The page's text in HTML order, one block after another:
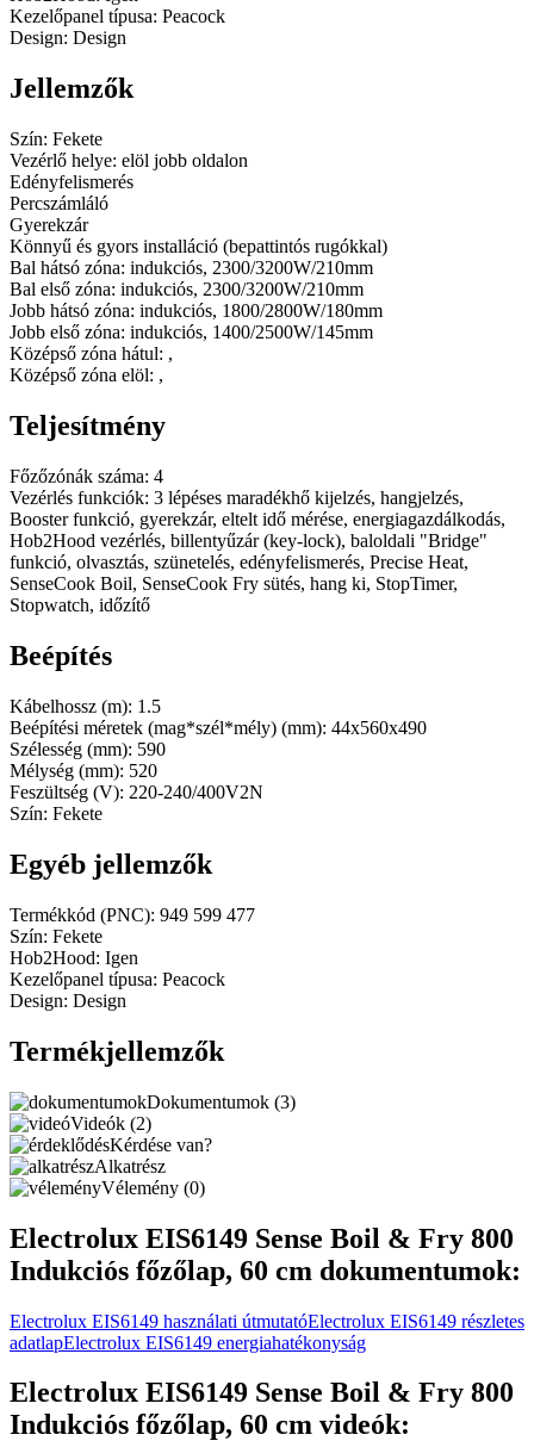
Kezelőpanel típusa: Peacock
Design: Design
Jellemzők
Szín: Fekete
Vezérlő helye: elöl jobb oldalon
Edényfelismerés
Percszámláló
Gyerekzár
Könnyű és gyors installáció (bepattintós rugókkal)
Bal hátsó zóna: indukciós, 2300/3200W/210mm
Bal első zóna: indukciós, 2300/3200W/210mm
Jobb hátsó zóna: indukciós, 1800/2800W/180mm
Jobb első zóna: indukciós, 1400/2500W/145mm
Középső zóna hátul: ,
Középső zóna elöl: ,
Teljesítmény
Főzőzónák száma: 4
Vezérlés funkciók: 3 lépéses maradékhő kijelzés, hangjelzés,
Booster funkció, gyerekzár, eltelt idő mérése, energiagazdálkodás,
Hob2Hood vezérlés, billentyűzár (key-lock), baloldali "Bridge"
funkció, olvasztás, szünetelés, edényfelismerés, Precise Heat,
SenseCook Boil, SenseCook Fry sütés, hang ki, StopTimer,
Stopwatch, időzítő
Beépítés
Kábelhossz (m): 1.5
Beépítési méretek (mag*szél*mély) (mm): 44x560x490
Szélesség (mm): 590
Mélység (mm): 520
Feszültség (V): 220-240/400V2N
Szín: Fekete
Egyéb jellemzők
Termékkód (PNC): 949 599 477
Szín: Fekete
Hob2Hood: Igen
Kezelőpanel típusa: Peacock
Design: Design
Termékjellemzők
Dokumentumok (3)
Videók (2)
Kérdése van?
Alkatrész
Vélemény (0)
Electrolux EIS6149 Sense Boil & Fry 800
Indukciós főzőlap, 60 cm dokumentumok:
Electrolux EIS6149 használati útmutatóElectrolux EIS6149 részletes
adatlapElectrolux EIS6149 energiahatékonyság
Electrolux EIS6149 Sense Boil & Fry 800
Indukciós főzőlap, 60 cm videók: